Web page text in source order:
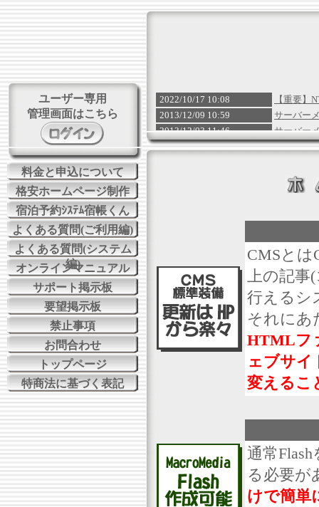
ユーザー専用
管理画面はこちら
料金と申込について
格安ホームページ制作
宿泊予約ｼｽﾃﾑ宿帳くん
よくある質問(ご利用編)
よくある質問(システム
編)
オンラインマニュアル
サポート掲示板
要望掲示板
禁止事項
お問合わせ
トップページ
特商法に基づく表記
2022/10/17 10:08
【重要】
2013/12/09 10:59
サーバー
2013/12/03 11:46
サーバー
2013/04/13 06:05
近畿地方
CMSとは
上の記
行えるシ
それに
HTMLフ
ェブサイ
変えるこ
通常
る必要
けで簡単